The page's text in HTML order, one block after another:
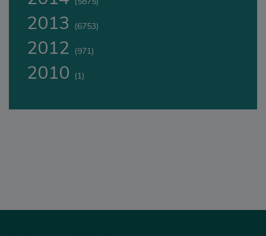
2013 (6753)
2012 (971)
2010 (1)